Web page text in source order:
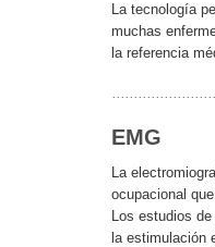
La tecnología
muchas
la referencia
EMG
La
ocupacional
Los estudios
la estimulación